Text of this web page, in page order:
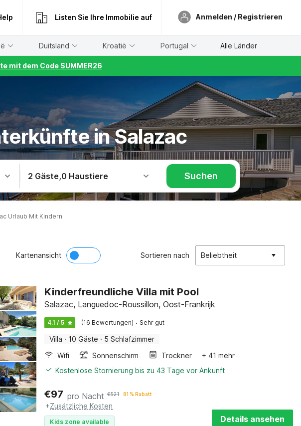
Listen Sie Ihre Immobilie auf Anmelden / Registrieren
Duitsland Kroatië Portugal Alle Länder
mit dem Code SUMMER26
in Salazac
2 Gäste,0 Haustiere Suchen
Urlaub Mit Kindern
Kartenansicht Sortieren nach Beliebtheit
Kinderfreundliche Villa mit Pool
Salazac, Languedoc-Roussillon, Oost-Frankrijk
4.1 / 5 (16 Bewertungen) · Sehr gut
Villa · 10 Gäste · 5 Schlafzimmer
Wifi
Sonnenschirm Trockner
+ 41 mehr
Kostenlose Stornierung bis zu 43 Tage vor Ankunft
€97 pro Nacht €521 81 % Rabatt
+Zusätzliche Kosten
Kids zone available Details ansehen